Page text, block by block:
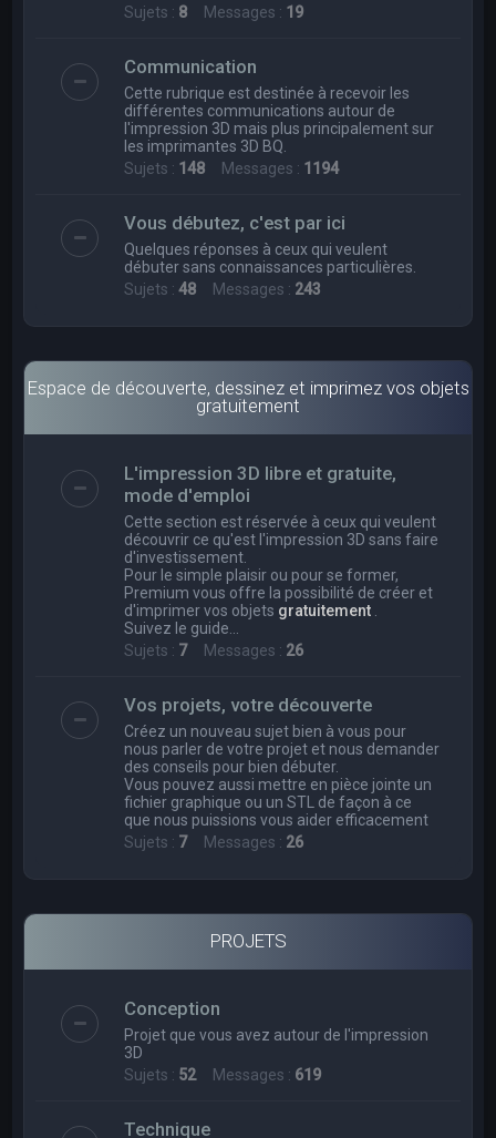
Sujets : 8 Messages : 19
Communication
Cette rubrique est destinée à recevoir les
différentes communications autour de
l'impression 3D mais plus principalement sur
les imprimantes 3D BQ.
Sujets : 148 Messages : 1194
Vous débutez, c'est par ici
Quelques réponses à ceux qui veulent
débuter sans connaissances particulières.
Sujets :48 Messages : 243
Espace de découverte, dessinez et imprimez vos objets
gratuitement
L'impression 3D libre et gratuite,
mode d'emploi
Cette section est réservée à ceux qui veulent
découvrir ce qu'est l'impression 3D sans faire
d'investissement.
Pour le simple plaisir ou pour se former,
Premium vous offre la possibilité de créer et
d'imprimer vos objets gratuitement
Suivez le guide...
Sujets : 7Messages : 26
Vos projets, votre découverte
Créez un nouveau sujet bien à vous pour
nous parler de votre projet et nous demander
des conseils pour bien débuter.
Vous pouvez aussi mettre en pièce jointe un
fichier graphique ou un STL de façon à ce
que nous puissions vous aider efficacement
Sujets : 7Messages : 26
PROJETS
Conception
Projet que vous avez autour de l'impression
3D
Sujets : 52Messages : 619
Technique